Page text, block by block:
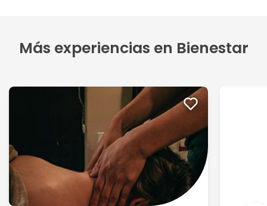
Más experiencias en Bienestar